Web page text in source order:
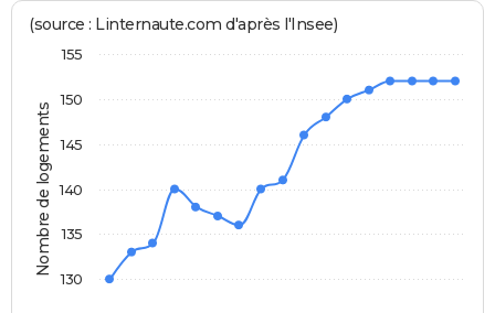
Nombre de logements
(source : Linternaute.com d'après l'Insee)
130
135
140
145
150
155